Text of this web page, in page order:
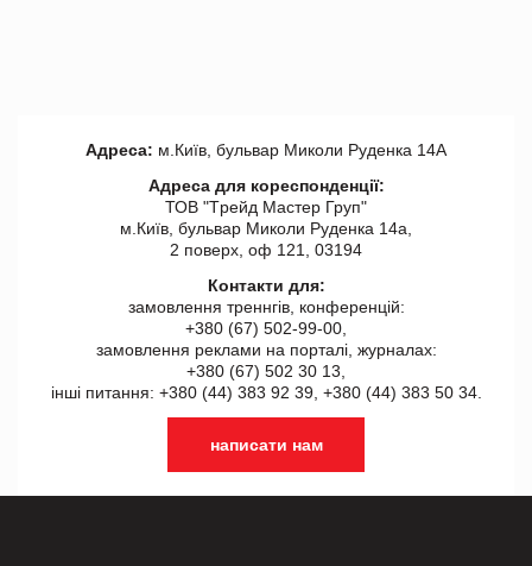
Адреса: м.Київ, бульвар Миколи Руденка 14А
Адреса для кореспонденції:
ТОВ "Tрейд Мастер Груп"
м.Київ, бульвар Миколи Руденка 14а,
2 поверх, оф 121, 03194
Контакти для:
замовлення треннгів, конференцій:
+380 (67) 502-99-00,
замовлення реклами на порталі, журналах:
+380 (67) 502 30 13,
інші питання: +380 (44) 383 92 39, +380 (44) 383 50 34.
написати нам